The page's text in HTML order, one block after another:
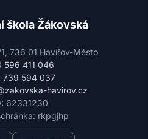
škola Žákovská
736 01 Havířov-Město
596 411 046
739 594 037
havirov.cz
62331230
rkpgjhp